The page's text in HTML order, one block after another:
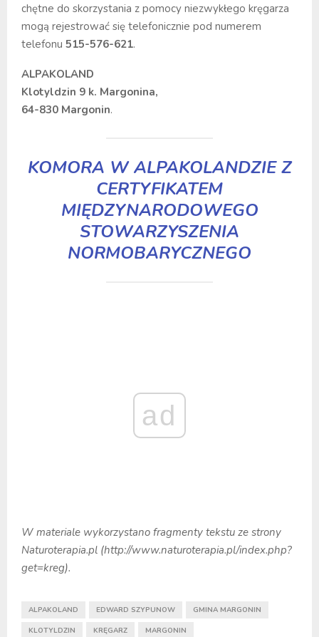
chętne do skorzystania z pomocy niezwykłego kręgarza
mogą rejestrować się telefonicznie pod numerem
telefonu 515-576-621.
ALPAKOLAND
Klotyldzin 9 k. Margonina,
64-830 Margonin.
KOMORA W ALPAKOLANDZIE Z
CERTYFIKATEM
MIĘDZYNARODOWEGO
STOWARZYSZENIA
NORMOBARYCZNEGO
ad
W materiale wykorzystano fragmenty tekstu ze strony
Naturoterapia.pl (http://www.naturoterapia.pl/index.php?
get=kreg).
ALPAKOLAND EDWARD SZYPUNOW GMINA MARGONIN
KLOTYLDZIN KRĘGARZ MARGONIN